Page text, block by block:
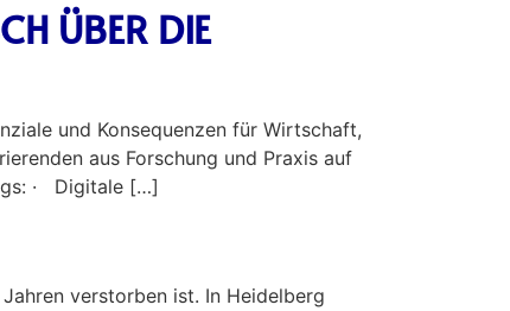
ÜBER DIE
und Konsequenzen für Wirtschaft,
aus Forschung und Praxis auf
· Digitale […]
verstorben ist. In Heidelberg